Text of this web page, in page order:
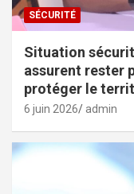
SÉCURITÉ
Situation
assurent rester
protéger le
6 juin 2026 admin